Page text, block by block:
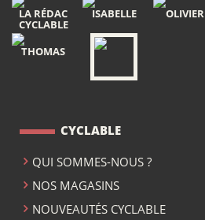
LA RÉDAC
CYCLABLE
ISABELLE OLIVIER
THOMAS
CYCLABLE
QUI SOMMES-NOUS ?
NOS MAGASINS
NOUVEAUTÉS CYCLABLE